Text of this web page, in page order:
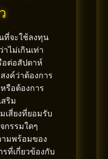
ที่จะใช้ลงทุน
าไม่เกินเท่า
ต่อสัปดาห์
งค์ว่าต้องการ
รือต้องการ
สริม
เสี่ยงที่ยอมรับ
กรรมใดๆ
มพร้อมของ
ที่เกี่ยวข้องกับ